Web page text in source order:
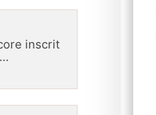
inscrit